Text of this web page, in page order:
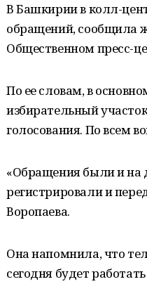
В Башкирии в колл-
обращений, сообщила
Общественном пресс-
По ее словам, в
избирательный
голосования. По всем
«Обращения были и на
регистрировали и
Воропаева.
Она напомнила, что
сегодня будет